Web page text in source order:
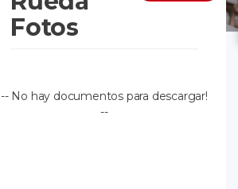
Fotos
-- No hay documentos para descargar!
--